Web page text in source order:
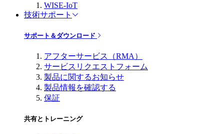
WISE-IoT
技術サポート
サポート＆ダウンロード
アフターサービス（RMA）
サービスリクエストフォーム
製品に関するお知らせ
製品情報を確認する
保証
共有とトレーニング